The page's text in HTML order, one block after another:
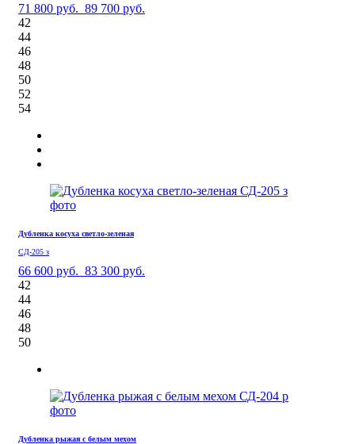
71 800 руб. 89 700 руб.
42
44
46
48
50
52
54
Дубленка косуха светло-зеленая
СД-205 з
66 600 руб. 83 300 руб.
42
44
46
48
50
Дубленка рыжая с белым мехом